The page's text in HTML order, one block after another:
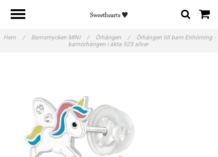
Hem / Barnsmycken MINI / Örhängen /
Örhängen till barn Enhörning -
barnörhängen i äkta 925 silver